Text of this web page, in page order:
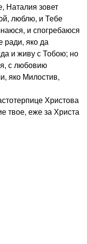
зовет
люблю, и Тебе
и спогребаюся
ради, яко да
и живу с Тобою; но
с любовию
яко Милостив,
Христова
твое, еже за Христа